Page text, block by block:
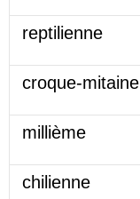
reptilienne
croque-mitaine
millième
chilienne